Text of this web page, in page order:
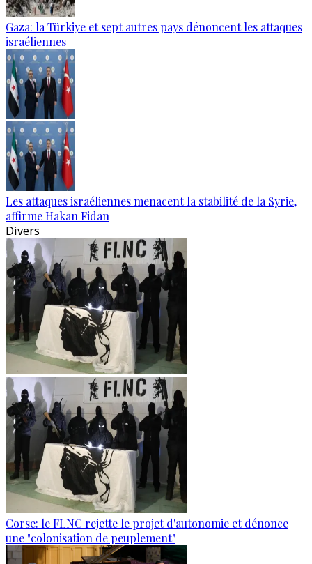
Gaza: la Türkiye et sept autres pays dénoncent les attaques
israéliennes
Les attaques israéliennes menacent la stabilité de la Syrie,
affirme Hakan Fidan
Divers
Corse: le FLNC rejette le projet d'autonomie et dénonce
une "colonisation de peuplement"